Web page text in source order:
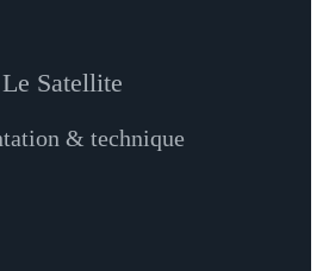
Le Satellite
& technique